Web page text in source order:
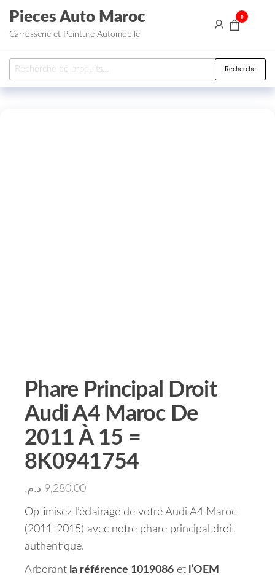
Aller au contenu
Pieces Auto Maroc
Carrosserie et Peinture Automobile
0
Recherche pour : Recherche
Phare Principal Droit
Audi A4 Maroc De
2011 À 15 =
8K0941754
9,280.00 د.م.
Optimisez l’éclairage de votre Audi A4 Maroc
(2011-2015) avec notre phare principal droit
authentique.
Arborant la référence 1019086 et l’OEM